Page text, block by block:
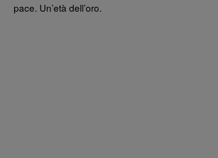
pace. Un’età dell’oro.